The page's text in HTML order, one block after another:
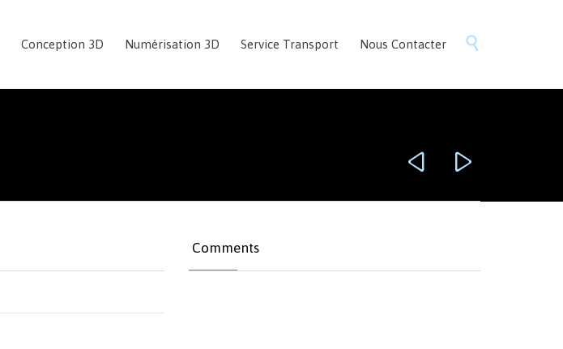
Skip
Conception 3D Numérisation 3D Service Transport Nous Contacter 
 
Comments